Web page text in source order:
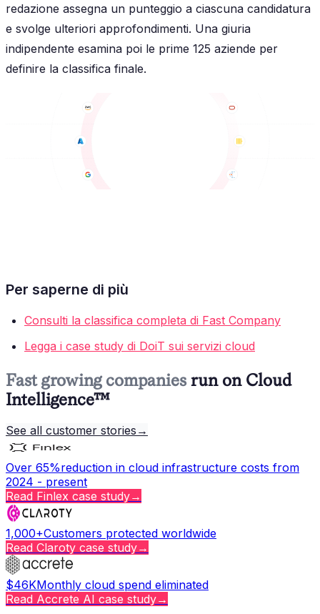
redazione assegna un punteggio a ciascuna candidatura
e svolge ulteriori approfondimenti. Una giuria
indipendente esamina poi le prime 125 aziende per
definire la classifica finale.
Per saperne di più
Consulti la classifica completa di Fast Company
Legga i case study di DoiT sui servizi cloud
Fast growing companies run on Cloud
Intelligence™
See all customer stories →
Over 65%reduction in cloud infrastructure costs from
2024 - present
Read Finlex case study→
1,000+Customers protected worldwide
Read Claroty case study→
$46KMonthly cloud spend eliminated
Read Accrete AI case study→